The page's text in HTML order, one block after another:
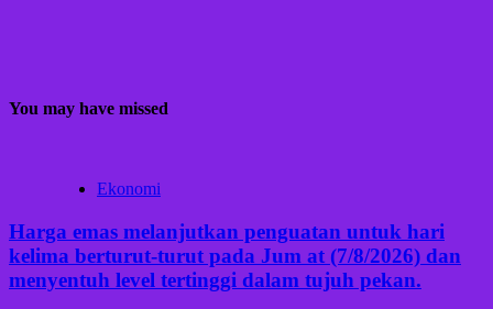
You may have missed
Ekonomi
Harga emas melanjutkan penguatan untuk hari
kelima berturut-turut pada Jum at (7/8/2026) dan
menyentuh level tertinggi dalam tujuh pekan.